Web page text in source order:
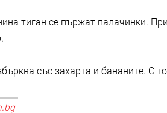
тиган се пържат палачинки.
със захарта и бананите. С